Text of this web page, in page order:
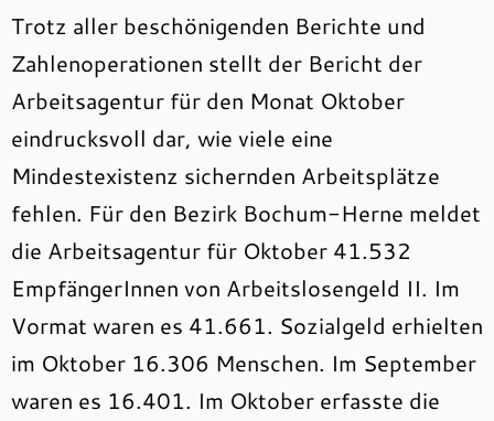
Trotz aller beschönigenden Berichte und
Zahlenoperationen stellt der Bericht der
Arbeitsagentur für den Monat Oktober
eindrucksvoll dar, wie viele eine
Mindestexistenz sichernden Arbeitsplätze
fehlen. Für den Bezirk Bochum-Herne meldet
die Arbeitsagentur für Oktober 41.532
EmpfängerInnen von Arbeitslosengeld II. Im
Vormat waren es 41.661. Sozialgeld erhielten
im Oktober 16.306 Menschen. Im September
waren es 16.401. Im Oktober erfasste die